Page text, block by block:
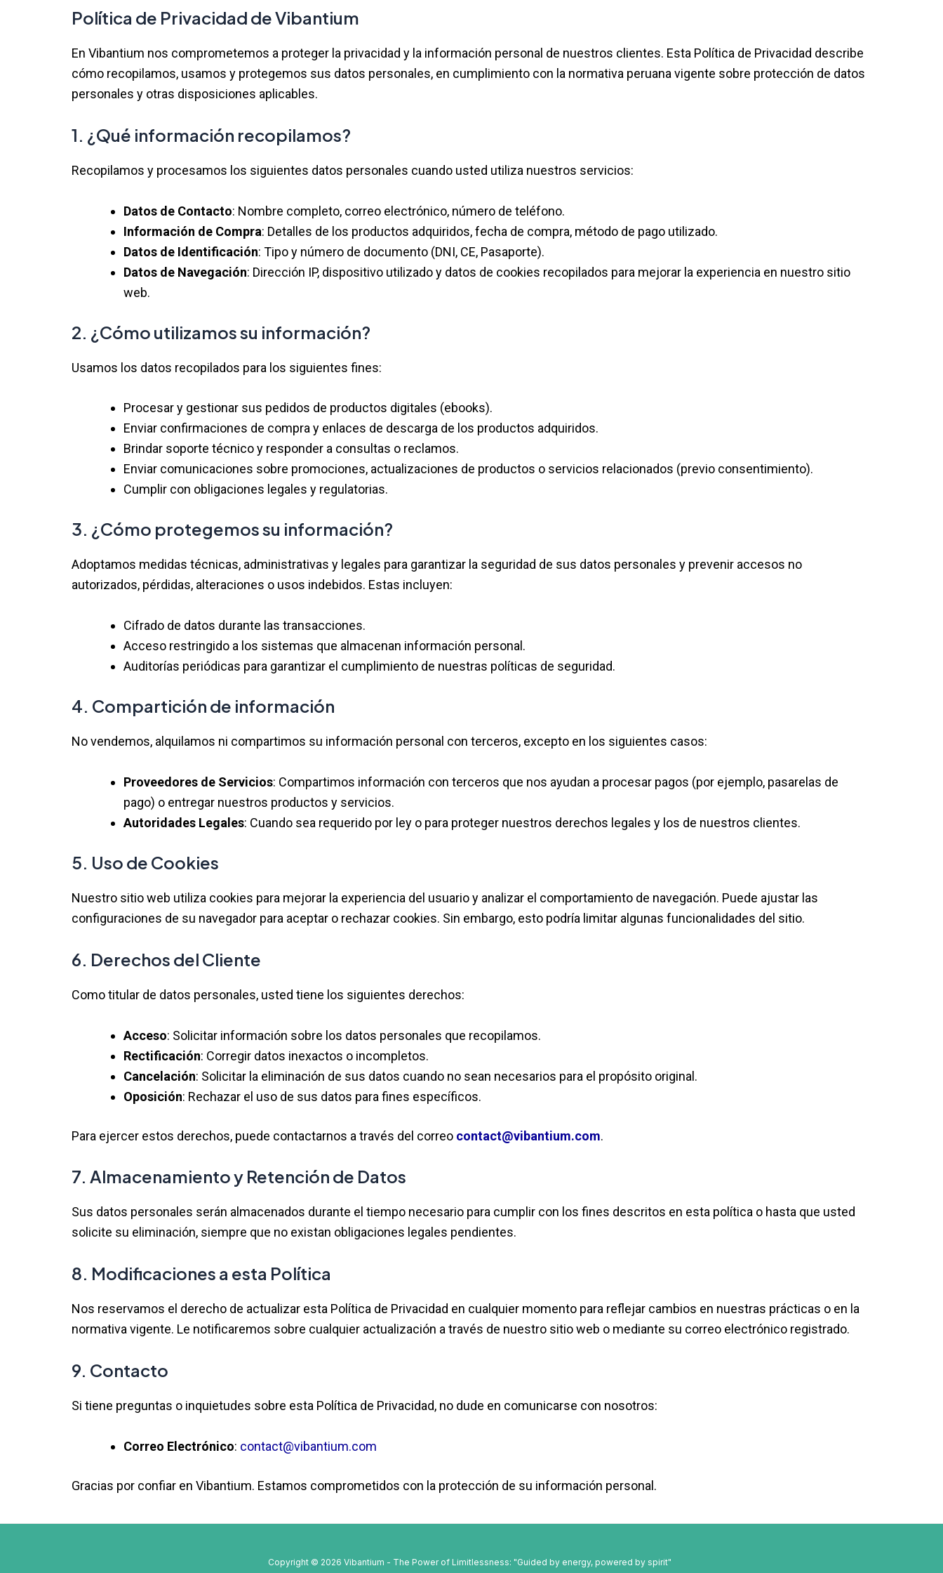
Política de Privacidad de Vibantium
En Vibantium nos comprometemos a proteger la privacidad y la información personal de nuestros clientes. Esta Política de Privacidad describe
cómo recopilamos, usamos y protegemos sus datos personales, en cumplimiento con la normativa peruana vigente sobre protección de datos
personales y otras disposiciones aplicables.
1. ¿Qué información recopilamos?
Recopilamos y procesamos los siguientes datos personales cuando usted utiliza nuestros servicios:
Datos de Contacto: Nombre completo, correo electrónico, número de teléfono.
Información de Compra: Detalles de los productos adquiridos, fecha de compra, método de pago utilizado.
Datos de Identificación: Tipo y número de documento (DNI, CE, Pasaporte).
Datos de Navegación: Dirección IP, dispositivo utilizado y datos de cookies recopilados para mejorar la experiencia en nuestro sitio
web.
2. ¿Cómo utilizamos su información?
Usamos los datos recopilados para los siguientes fines:
Procesar y gestionar sus pedidos de productos digitales (ebooks).
Enviar confirmaciones de compra y enlaces de descarga de los productos adquiridos.
Brindar soporte técnico y responder a consultas o reclamos.
Enviar comunicaciones sobre promociones, actualizaciones de productos o servicios relacionados (previo consentimiento).
Cumplir con obligaciones legales y regulatorias.
3. ¿Cómo protegemos su información?
Adoptamos medidas técnicas, administrativas y legales para garantizar la seguridad de sus datos personales y prevenir accesos no
autorizados, pérdidas, alteraciones o usos indebidos. Estas incluyen:
Cifrado de datos durante las transacciones.
Acceso restringido a los sistemas que almacenan información personal.
Auditorías periódicas para garantizar el cumplimiento de nuestras políticas de seguridad.
4. Compartición de información
No vendemos, alquilamos ni compartimos su información personal con terceros, excepto en los siguientes casos:
Proveedores de Servicios: Compartimos información con terceros que nos ayudan a procesar pagos (por ejemplo, pasarelas de
pago) o entregar nuestros productos y servicios.
Autoridades Legales: Cuando sea requerido por ley o para proteger nuestros derechos legales y los de nuestros clientes.
5. Uso de Cookies
Nuestro sitio web utiliza cookies para mejorar la experiencia del usuario y analizar el comportamiento de navegación. Puede ajustar las
configuraciones de su navegador para aceptar o rechazar cookies. Sin embargo, esto podría limitar algunas funcionalidades del sitio.
6. Derechos del Cliente
Como titular de datos personales, usted tiene los siguientes derechos:
Acceso: Solicitar información sobre los datos personales que recopilamos.
Rectificación: Corregir datos inexactos o incompletos.
Cancelación: Solicitar la eliminación de sus datos cuando no sean necesarios para el propósito original.
Oposición: Rechazar el uso de sus datos para fines específicos.
Para ejercer estos derechos, puede contactarnos a través del correo contact@vibantium.com.
7. Almacenamiento y Retención de Datos
Sus datos personales serán almacenados durante el tiempo necesario para cumplir con los fines descritos en esta política o hasta que usted
solicite su eliminación, siempre que no existan obligaciones legales pendientes.
8. Modificaciones a esta Política
Nos reservamos el derecho de actualizar esta Política de Privacidad en cualquier momento para reflejar cambios en nuestras prácticas o en la
normativa vigente. Le notificaremos sobre cualquier actualización a través de nuestro sitio web o mediante su correo electrónico registrado.
9. Contacto
Si tiene preguntas o inquietudes sobre esta Política de Privacidad, no dude en comunicarse con nosotros:
Correo Electrónico: contact@vibantium.com
Gracias por confiar en Vibantium. Estamos comprometidos con la protección de su información personal.
Copyright © 2026 Vibantium - The Power of Limitlessness: "Guided by energy, powered by spirit"